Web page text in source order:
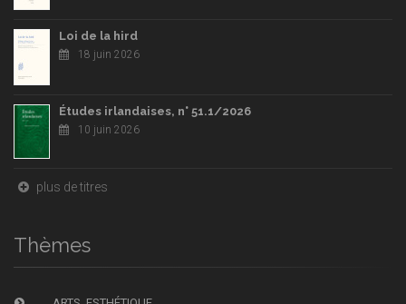
Loi de la hird
18 juin 2026
Études irlandaises, n° 51.1/2026
10 juin 2026
plus de titres
Thèmes